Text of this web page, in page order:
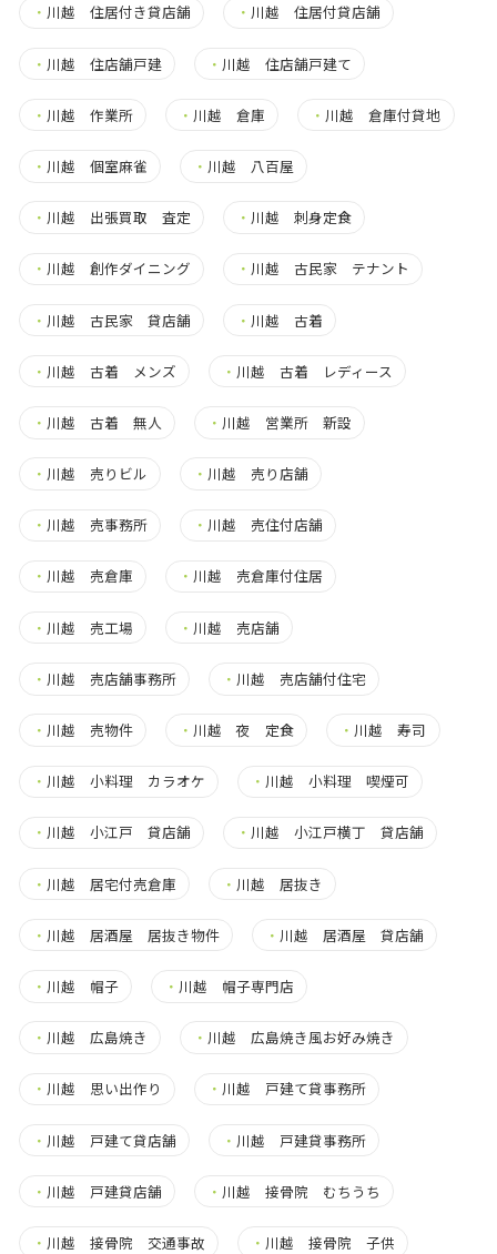
・ 川越 住居付き貸店舗 ・ 川越 住居付貸店舗
・ 川越 住店舗戸建 ・ 川越 住店舗戸建て
・ 川越 作業所 ・ 川越 倉庫 ・ 川越 倉庫付貸地
・ 川越 個室麻雀 ・ 川越 八百屋
・ 川越 出張買取 査定 ・ 川越 刺身定食
・ 川越 創作ダイニング ・ 川越 古民家 テナント
・ 川越 古民家 貸店舗 ・ 川越 古着
・ 川越 古着 メンズ ・ 川越 古着 レディース
・ 川越 古着 無人 ・ 川越 営業所 新設
・ 川越 売りビル ・ 川越 売り店舗
・ 川越 売事務所 ・ 川越 売住付店舗
・ 川越 売倉庫 ・ 川越 売倉庫付住居
・ 川越 売工場 ・ 川越 売店舗
・ 川越 売店舗事務所 ・ 川越 売店舗付住宅
・ 川越 売物件 ・ 川越 夜 定食 ・ 川越 寿司
・ 川越 小料理 カラオケ ・ 川越 小料理 喫煙可
・ 川越 小江戸 貸店舗 ・ 川越 小江戸横丁 貸店舗
・ 川越 居宅付売倉庫 ・ 川越 居抜き
・ 川越 居酒屋 居抜き物件 ・ 川越 居酒屋 貸店舗
・ 川越 帽子 ・ 川越 帽子専門店
・ 川越 広島焼き ・ 川越 広島焼き風お好み焼き
・ 川越 思い出作り ・ 川越 戸建て貸事務所
・ 川越 戸建て貸店舗 ・ 川越 戸建貸事務所
・ 川越 戸建貸店舗 ・ 川越 接骨院 むちうち
・ 川越 接骨院 交通事故 ・ 川越 接骨院 子供